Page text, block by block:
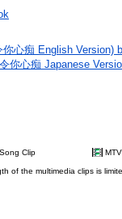
你心痴 English Version)
你心痴 Japanese
Song Clip MTV
of the multimedia clips is